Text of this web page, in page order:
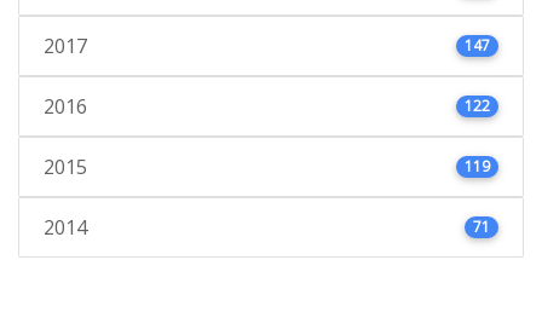
2017 147
2016 122
2015 119
2014 71